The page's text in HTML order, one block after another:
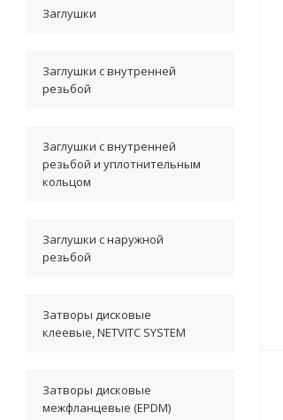
Заглушки
Заглушки с внутренней
резьбой
Заглушки с внутренней
резьбой и уплотнительным
кольцом
Заглушки с наружной
резьбой
Затворы дисковые
клеевые, NETVITC SYSTEM
Затворы дисковые
межфланцевые (EPDM)